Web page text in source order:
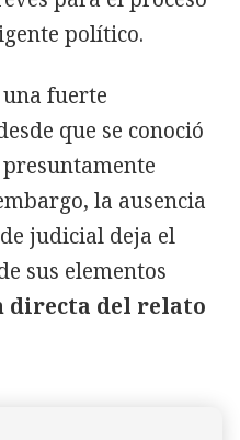
político.
fuerte
que se conoció
la ausencia
judicial deja el
sus elementos
directa del relato